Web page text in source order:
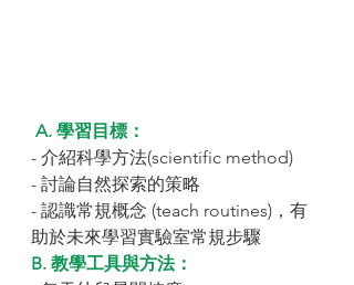
A. 學習目標：
- 介紹科學方法(scientific method)
- 討論自然探索的策略
- 認識常規概念 (teach routines)，有
助於未來學習實驗室常規步驟
B. 教學工具與方法：